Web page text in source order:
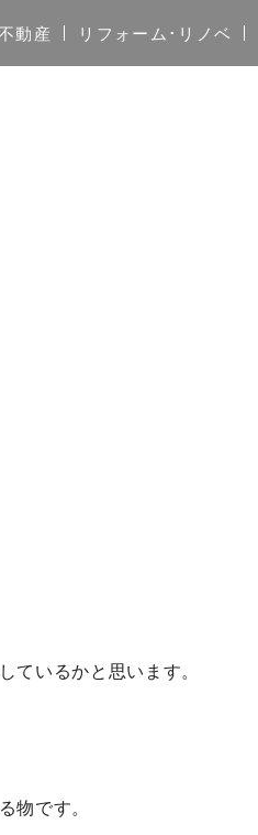
動産 リフォーム･リノベ
ているかと思います。
物です。